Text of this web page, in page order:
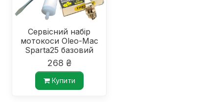
Сервісний набір
мотокоси Oleo-Mac
Sparta25 базовий
268 ₴
Купити